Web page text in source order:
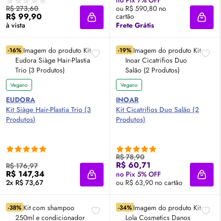
R$ 273,60
R$ 99,90
à vista Adicionar à sacola
ou R$ 590,80 no
cartão
Frete Grátis
-16%
Vegano
EUDORA
Kit Siàge Hair-Plastia Trio (3
Produtos)
R$ 176,97
R$ 147,34
2x R$ 73,67 Adicionar à sacola
-19%
Vegano
INOAR
Kit Cicatrifios Duo Salão (2
Produtos)
R$ 78,90
R$ 60,71
no Pix 5% OFF
ou R$ 63,90 no cartão
-38% -34%